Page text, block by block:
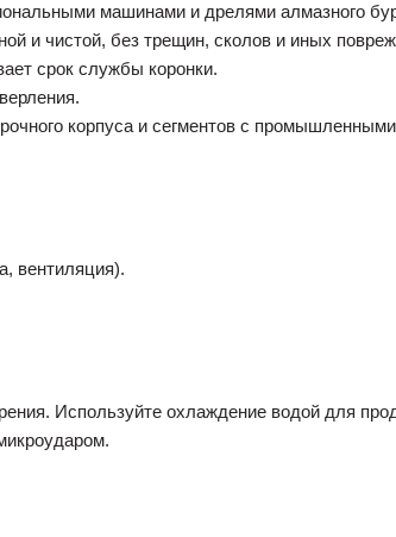
машинами и дрелями алмазного
и чистой, без трещин, сколов и иных
срок службы коронки.
корпуса и сегментов с
вентиляция).
Используйте охлаждение водой для